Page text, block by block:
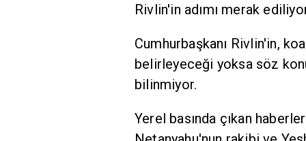
Rivlin'in adımı merak
Cumhurbaşkanı Rivlin'in,
belirleyeceği yoksa söz
bilinmiyor.
Yerel basında çıkan